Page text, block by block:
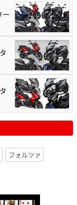
ー
フォルツァ